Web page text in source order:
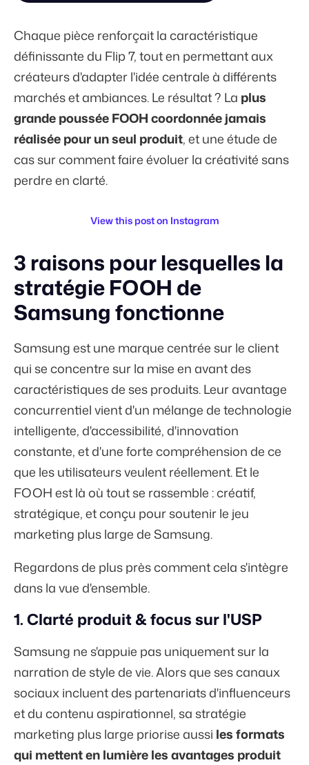
Chaque pièce renforçait la caractéristique
définissante du Flip 7, tout en permettant aux
créateurs d'adapter l'idée centrale à différents
marchés et ambiances. Le résultat ? La plus
grande poussée FOOH coordonnée jamais
réalisée pour un seul produit, et une étude de
cas sur comment faire évoluer la créativité sans
perdre en clarté.
View this post on Instagram
3 raisons pour lesquelles la
stratégie FOOH de
Samsung fonctionne
Samsung est une marque centrée sur le client
qui se concentre sur la mise en avant des
caractéristiques de ses produits. Leur avantage
concurrentiel vient d'un mélange de technologie
intelligente, d'accessibilité, d'innovation
constante, et d'une forte compréhension de ce
que les utilisateurs veulent réellement. Et le
FOOH est là où tout se rassemble : créatif,
stratégique, et conçu pour soutenir le jeu
marketing plus large de Samsung.
Regardons de plus près comment cela s'intègre
dans la vue d'ensemble.
1. Clarté produit & focus sur l'USP
Samsung ne s'appuie pas uniquement sur la
narration de style de vie. Alors que ses canaux
sociaux incluent des partenariats d'influenceurs
et du contenu aspirationnel, sa stratégie
marketing plus large priorise aussi les formats
qui mettent en lumière les avantages produit